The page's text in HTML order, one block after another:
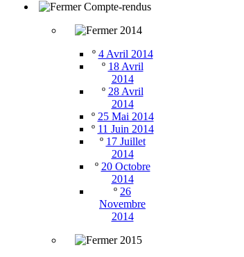
Compte-rendus
2014
º 4 Avril 2014
º 18 Avril
2014
º 28 Avril
2014
º 25 Mai 2014
º 11 Juin 2014
º 17 Juillet
2014
º 20 Octobre
2014
º 26
Novembre
2014
2015